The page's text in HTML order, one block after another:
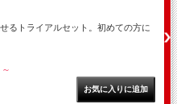
るトライアルセット。初めての方に
～